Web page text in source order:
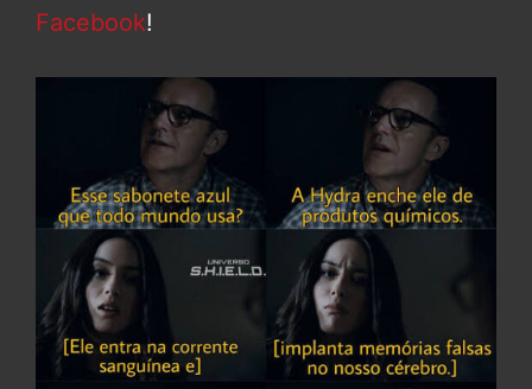
Facebook!